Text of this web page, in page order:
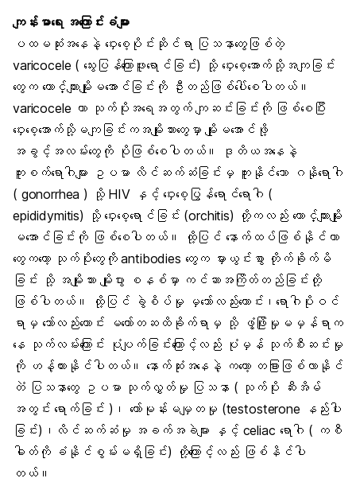
ကျန်းမာရေး အကြောင်းခံများ
ပထမဆုံးအနေနဲ့ ဝှေးစေ့ပိုင်းဆိုင်ရာ ပြသနာတွေဖြစ်တဲ့
varicocele ( သွေးပြန်ကြောဖူးရောင်ခြင်း) သို့ ဝှေးစေ့အောက်သို့အကျခြင်း
တွေက ယောင်္ကျားမျိုးမအောင်ခြင်းကို ဦးတည်ဖြစ်ပေါ်စေပါတယ်။
varicocele ဟာ သုက်ပိုးအရေအတွက် ကျဆင်းခြင်းကို ဖြစ်စေပြီး
ဝှေးစေ့အောက်သို့မကျခြင်းကအမျိုးသားတွေမှာ မျိုးမအောင်ဖို့
အခွင့်အလမ်းတွေကို ပိုဖြစ်စေပါတယ်။ ဒုတိယအနေနဲ့
ကူးစက်ရောဂါများ ဥပမာ လိင်ဆက်ဆံခြင်းမှ ကူးနိုင်သော ဂနိုရောဂါ
( gonorrhea ) သို့ HIV နှင့် ဝှေးစေ့ပြွန်ရောင်ရောဂါ (
epididymitis) သို့ ဝှေးစေ့ရောင်ခြင်း (orchitis) တို့ကလည်း ယောင်္ကျားမျိုး
မအောင်ခြင်းကို ဖြစ်စေပါတယ်။ ထို့ပြင် နောက်ထပ်ဖြစ်နိုင်တာ
တွေကတော့ သုက်ပိုးတွေကို antibodies တွေက မှားယွင်းစွာ တိုက်ခိုက်မိ
ခြင်း သို့ အမျိုးသား မျိုးပွား စနစ်မှာ ကင်ဆာအကြိတ်တည်ခြင်းတို့
ဖြစ်ပါတယ်။ ထို့ပြင် ခွဲစိပ်မှု မှသော်လည်းကောင်း၊ရောဂါပိုးဝင်
ရာမှ သော်လည်းကောင်း မတော်တဆထိခိုက်ရာမှ သို့ ဖွံ့ဖြိုးမှုမမှန်ရာက
နေ သုက်လမ်းကြောင်း ပုံပျက်ခြင်းကြောင့်လည်း ပုံမှန် သုက်စီးဆင်းမှု
ကို ဟန့်တားနိုင်ပါတယ်။ နောက်ဆုံးအနေနဲ့ ကတော့ တခြားဖြစ်လာနိုင်
တဲံ ပြသနာတွေ ဥပမာ သုက်လွှတ်မှု ပြသနာ ( သုက်ပိုး ဆီးအိမ်
အတွင်း ရောက်ခြင်း )၊ ဟော်မုန်းမမျှတမှု (testosterone နည်းပါး
ခြင်း)၊လိင်ဆက်ဆံမှု အခက်အခဲများ နှင့် celiac ရောဂါ ( ကစီ
ဓါတ်ကို ခံနိုင်စွမ်းမရှိခြင်း) တို့ကြောင့်လည်း ဖြစ်နိင်ပါ
တယ်။